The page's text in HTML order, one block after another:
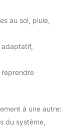
au sol, pluie,
reprendre
à une autre:
du système,